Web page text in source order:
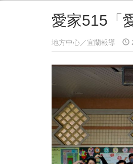
愛家515「
地方中心／宜蘭報導